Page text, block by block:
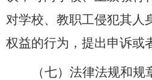
对学校、教职工侵犯其人
权益的行为，提出申诉或
（七）法律法规和规